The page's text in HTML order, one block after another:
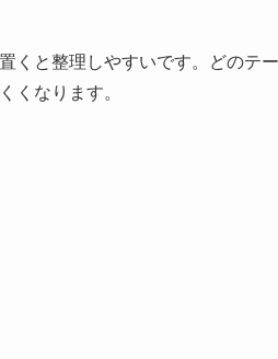
くと整理しやすいです。どのテー
くなります。